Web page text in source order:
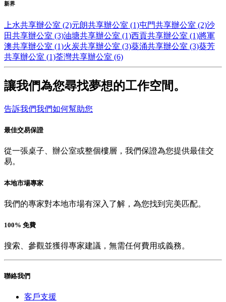
新界
上水共享辦公室 (2)元朗共享辦公室 (1)屯門共享辦公室 (2)沙
田共享辦公室 (3)油塘共享辦公室 (1)西貢共享辦公室 (1)將軍
澳共享辦公室 (1)火炭共享辦公室 (3)葵涌共享辦公室 (3)葵芳
共享辦公室 (1)荃灣共享辦公室 (6)
讓我們為您尋找夢想的工作空間。
告訴我們我們如何幫助您
最佳交易保證
從一張桌子、辦公室或整個樓層，我們保證為您提供最佳交
易。
本地市場專家
我們的專家對本地市場有深入了解，為您找到完美匹配。
100% 免費
搜索、參觀並獲得專家建議，無需任何費用或義務。
聯絡我們
客戶支援